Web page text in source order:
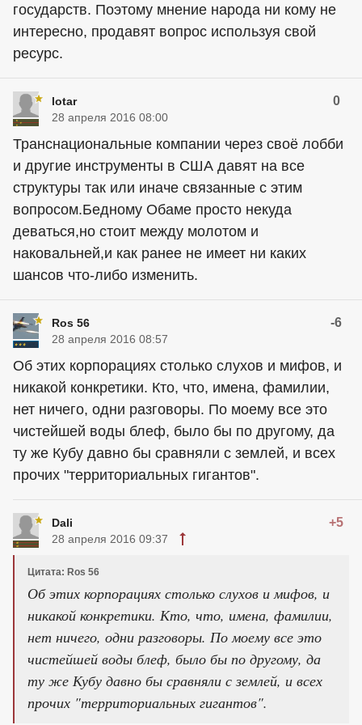
государств. Поэтому мнение народа ни кому не
интересно, продавят вопрос используя свой
ресурс.
lotar 0
28 апреля 2016 08:00
Транснациональные компании через своё лобби
и другие инструменты в США давят на все
структуры так или иначе связанные с этим
вопросом.Бедному Обаме просто некуда
деваться,но стоит между молотом и
наковальней,и как ранее не имеет ни каких
шансов что-либо изменить.
Ros 56 -6
28 апреля 2016 08:57
Об этих корпорациях столько слухов и мифов, и
никакой конкретики. Кто, что, имена, фамилии,
нет ничего, одни разговоры. По моему все это
чистейшей воды блеф, было бы по другому, да
ту же Кубу давно бы сравняли с землей, и всех
прочих "территориальных гигантов".
Dali +5
28 апреля 2016 09:37
Цитата: Ros 56
Об этих корпорациях столько слухов и мифов, и
никакой конкретики. Кто, что, имена, фамилии,
нет ничего, одни разговоры. По моему все это
чистейшей воды блеф, было бы по другому, да
ту же Кубу давно бы сравняли с землей, и всех
прочих "территориальных гигантов".